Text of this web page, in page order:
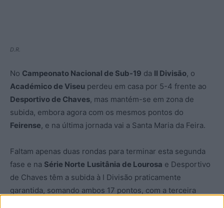
D.R.
No Campeonato Nacional de Sub-19 da II Divisão, o
Académico de Viseu perdeu em casa por 5-4 frente ao
Desportivo de Chaves, mas mantém-se em zona de
subida, embora agora com os mesmos pontos do
Feirense, e na última jornada vai a Santa Maria da Feira.
Faltam apenas duas rondas para terminar esta segunda
fase e na Série Norte Lusitânia de Lourosa e Desportivo
de Chaves têm a subida à I Divisão praticamente
garantida, somando ambos 17 pontos, com a terceira